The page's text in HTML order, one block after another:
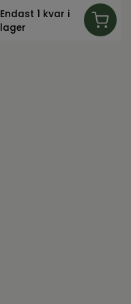
Endast 1 kvar i
lager